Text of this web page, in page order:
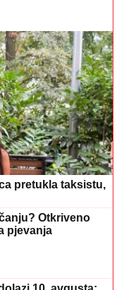
pretukla taksistu,
Otkriveno
pjevanja